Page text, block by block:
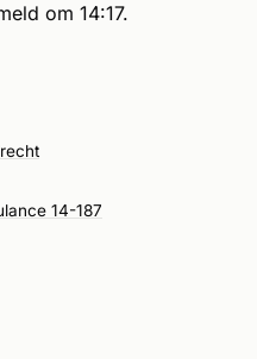
om 14:17.
14-187